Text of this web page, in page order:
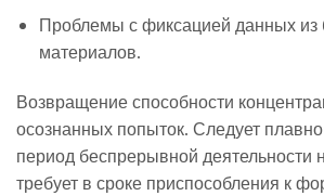
Проблемы с фиксацией данных из
материалов.
Возвращение способности
осознанных попыток. Следует
период беспрерывной деятельности
требует в сроке приспособления к